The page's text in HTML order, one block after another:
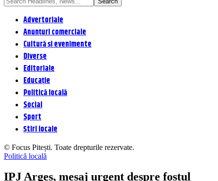
Advertoriale
Anunțuri comerciale
Cultură și evenimente
Diverse
Editoriale
Educație
Politică locală
Social
Sport
Știri locale
© Focus Pitești. Toate drepturile rezervate.
Politică locală
IPJ Argeș, mesaj urgent despre fostul